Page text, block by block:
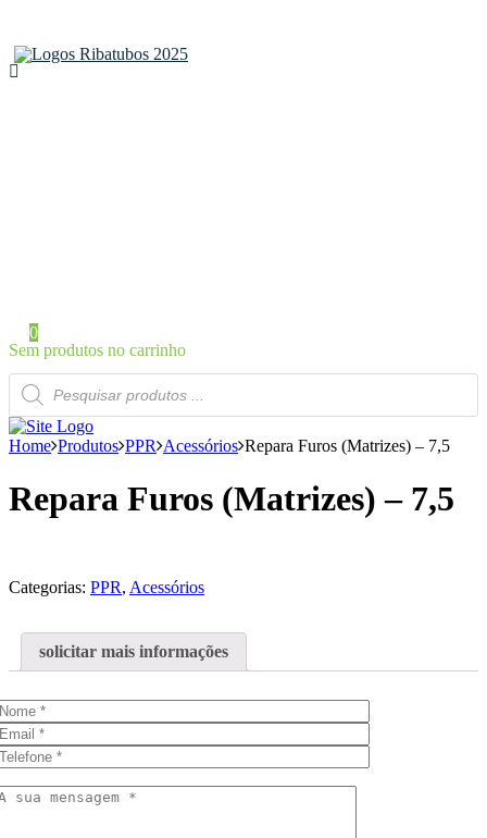
0
Sem produtos no carrinho
Products
search
Home Produtos PPR Acessórios Repara Furos (Matrizes) – 7,5
Repara Furos (Matrizes) – 7,5
Categorias: PPR, Acessórios
solicitar mais informações